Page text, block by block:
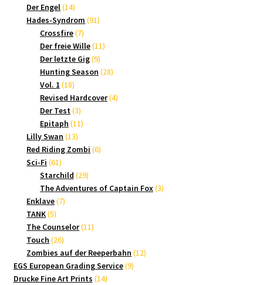
Der Engel 1414
Produkte
Hades-Syndrom 9191
Crossfire 77
Produkte
Der freie Wille 1111
Der letzte Gig 99
Produkte
Hunting Season 2828
Vol. 1 1818
Produkte
Revised Hardcover 44
Der Test 33
Produkte
Epitaph 1111
Lilly Swan 1313
Produkte
Red Riding Zombi 66
Sci-Fi 6161
Produkte
Starchild 2929
Produkte
The Adventures of Captain Fox 33
Enklave 77
TANK 55
Produkte
The Counselor 1111
Touch 2626
Produkte
Zombies auf der Reeperbahn 1212
EGS European Grading Service 99
Drucke Fine Art Prints 1414